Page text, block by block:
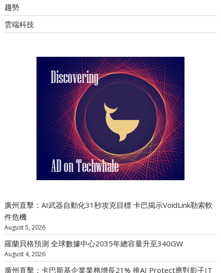
趨勢
雲端科技
廣州直擊：AI武器自動化31秒攻克目標 卡巴揭示VoidLink勒索軟
件危機
August 5, 2026
羅蘭貝格預測 全球數據中心2035年總容量升至340GW
August 4, 2026
廣州直擊：卡巴斯基企業業務增長21% 推AI Protect應對影子IT